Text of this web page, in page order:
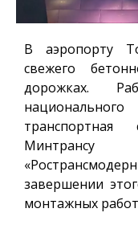
В аэропорту
свежего
дорожках.
транспортная
завершении
монтажных